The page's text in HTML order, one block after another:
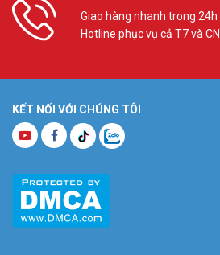
Giao hàng nhanh trong 24h
Hotline phục vụ cả T7 và CN
KẾT NỐI VỚI CHÚNG TÔI